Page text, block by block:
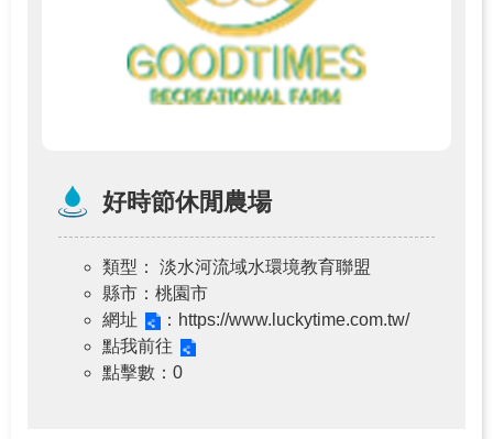
好時節休閒農場
類型 ： 淡水河流域水環境教育聯盟
縣市 ：桃園市
網址
：https://www.luckytime.com.tw/
點我前往
點擊數 ：0